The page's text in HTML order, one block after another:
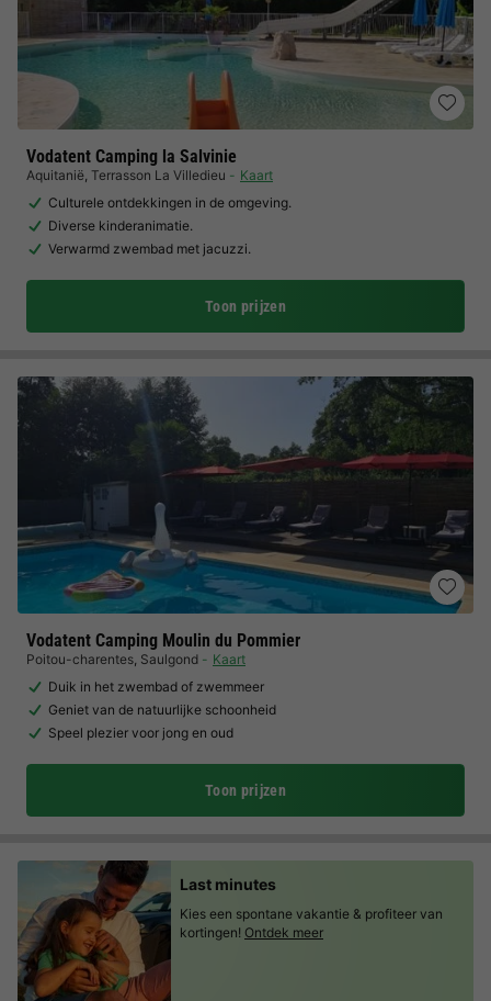
Vodatent Camping la Salvinie
Aquitanië, Terrasson La Villedieu
Kaart
Culturele ontdekkingen in de omgeving.
Diverse kinderanimatie.
Verwarmd zwembad met jacuzzi.
Toon prijzen
Vodatent Camping Moulin du Pommier
Poitou-charentes, Saulgond
Kaart
Duik in het zwembad of zwemmeer
Geniet van de natuurlijke schoonheid
Speel plezier voor jong en oud
Toon prijzen
Last minutes
Kies een spontane vakantie & profiteer van
kortingen! Ontdek meer